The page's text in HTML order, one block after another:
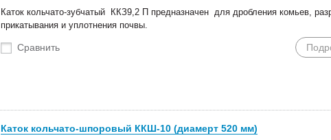
Каток кольчато-зубчатый ККЗ9,2 П предназначен для дробления комьев,
прикатывания и уплотнения почвы.
Сравнить
Каток кольчато-шпоровый ККШ-10 (диамерт 520 мм)